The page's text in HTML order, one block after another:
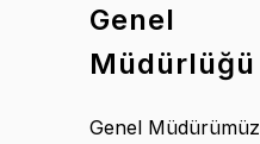
Genel
Müdürlüğü
Genel Müdürümüz